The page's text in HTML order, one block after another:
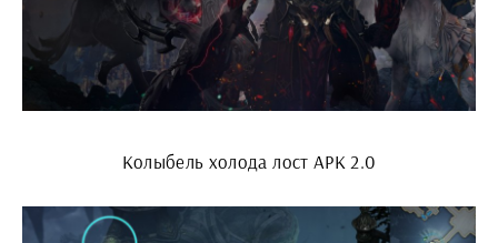
Колыбель холода лост АРК 2.0